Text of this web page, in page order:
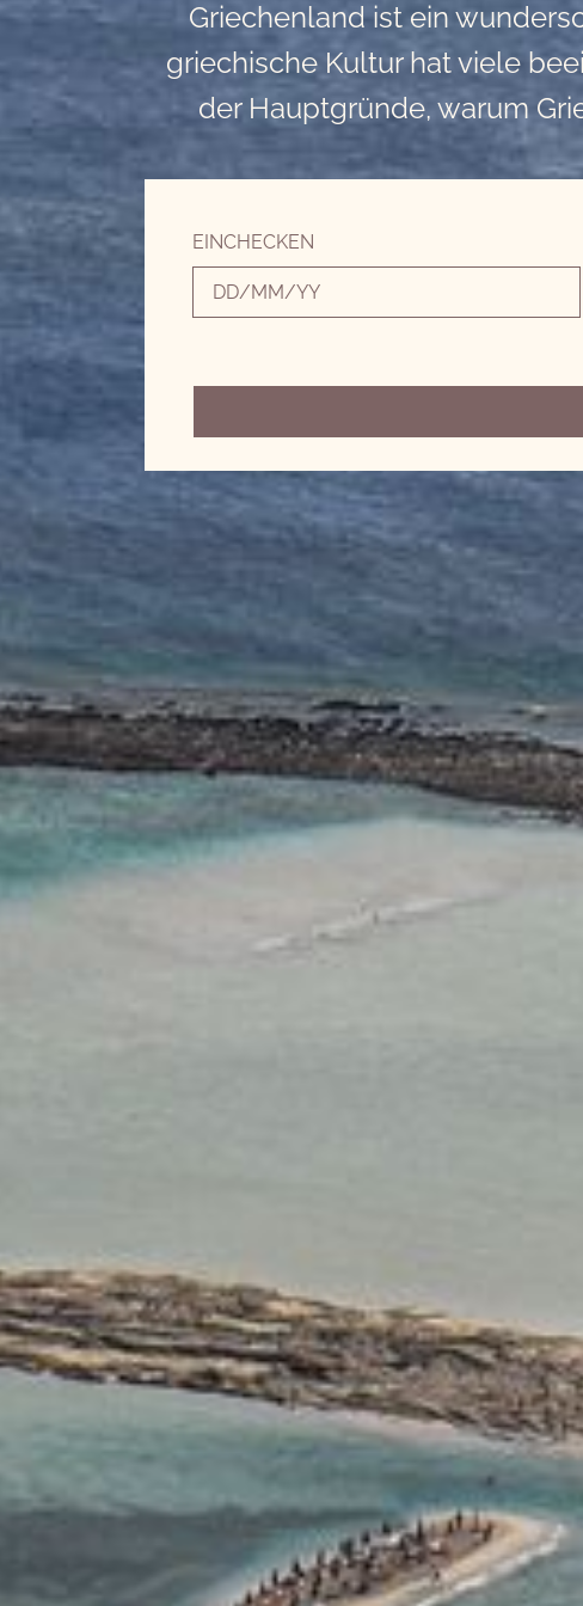
Griechenland ist ein
griechische Kultur hat viele
der Hauptgründe, warum
EINCHECKEN